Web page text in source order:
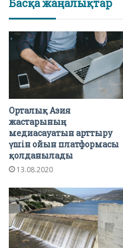
Басқа жаңалықтар
Орталық Азия
жастарының
медиасауатын арттыру
үшін ойын платформасы
қолданылады
13.08.2020